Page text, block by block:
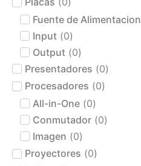
Fuente de Alimentacion
Input (0)
Output (0)
Presentadores (0)
Procesadores (0)
All-in-One (0)
Conmutador (0)
Imagen (0)
Proyectores (0)